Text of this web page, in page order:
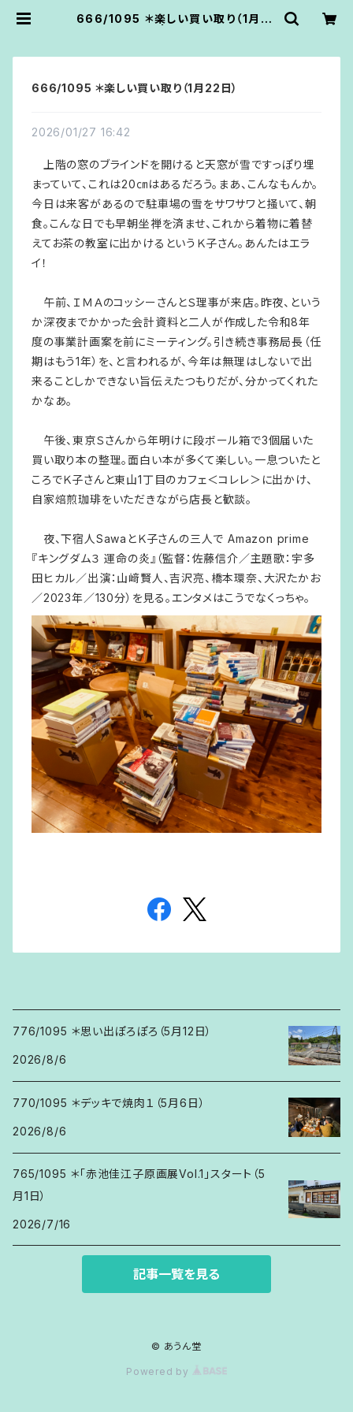
666/1095 ＊楽しい買い取り（1月22
666/1095 ＊楽しい買い取り（1月22日）
2026/01/27 16:42
上階の窓のブラインドを開けると天窓が雪ですっぽり埋
まっていて、これは20㎝はあるだろう。まあ、こんなもんか。
今日は来客があるので駐車場の雪をサワサワと掻いて、朝
食。こんな日でも早朝坐禅を済ませ、これから着物に着替
えてお茶の教室に出かけるというＫ子さん。あんたはエラ
イ！
午前、ＩＭＡのコッシーさんとＳ理事が来店。昨夜、という
か深夜までかかった会計資料と二人が作成した令和8年
度の事業計画案を前にミーティング。引き続き事務局長（任
期はもう1年）を、と言われるが、今年は無理はしないで出
来ることしかできない旨伝えたつもりだが、分かってくれた
かなあ。
午後、東京Ｓさんから年明けに段ボール箱で3個届いた
買い取り本の整理。面白い本が多くて楽しい。一息ついたと
ころでＫ子さんと東山1丁目のカフェ＜コレレ＞に出かけ、
自家焙煎珈琲をいただきながら店長と歓談。
夜、下宿人SawaとＫ子さんの三人で Amazon prime
『キングダム３ 運命の炎』（監督：佐藤信介／主題歌：宇多
田ヒカル／出演：山﨑賢人、吉沢亮、橋本環奈、大沢たかお
／2023年／130分）を見る。エンタメはこうでなくっちゃ。
776/1095 ＊思い出ぽろぽろ（5月12日）
2026/8/6
770/1095 ＊デッキで焼肉１（5月6日）
2026/8/6
765/1095 ＊「赤池佳江子原画展Vol.1」スタート（5
月1日）
2026/7/16
記事一覧を見る
© あうん堂
Powered by